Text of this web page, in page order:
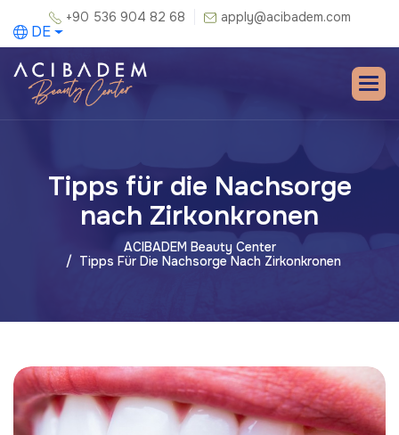
+90 536 904 82 68 apply@acibadem.com
DE
Tipps für die Nachsorge
nach Zirkonkronen
ACIBADEM Beauty Center
Tipps Für Die Nachsorge Nach Zirkonkronen